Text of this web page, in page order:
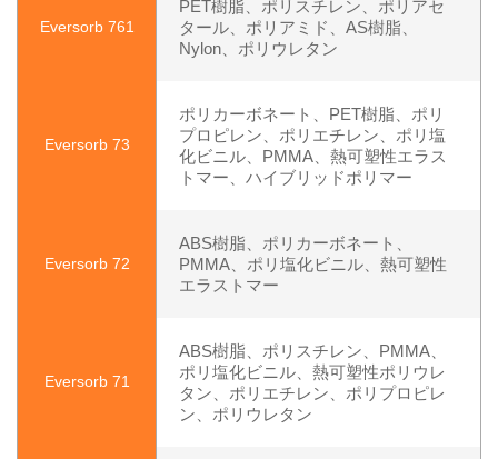
Eversorb 761
PET樹脂、ポリスチレン、ポリアセ
タール、ポリアミド、AS樹脂、
Nylon、ポリウレタン
Eversorb 73
ポリカーボネート、PET樹脂、ポリ
プロピレン、ポリエチレン、ポリ塩
化ビニル、PMMA、熱可塑性エラス
トマー、ハイブリッドポリマー
Eversorb 72
ABS樹脂、ポリカーボネート、
PMMA、ポリ塩化ビニル、熱可塑性
エラストマー
Eversorb 71
ABS樹脂、ポリスチレン、PMMA、
ポリ塩化ビニル、熱可塑性ポリウレ
タン、ポリエチレン、ポリプロピレ
ン、ポリウレタン